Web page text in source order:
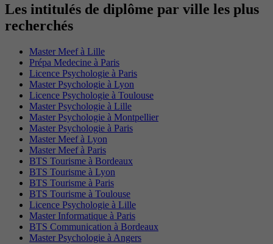
Les intitulés de diplôme par ville les plus
recherchés
Master Meef à Lille
Prépa Medecine à Paris
Licence Psychologie à Paris
Master Psychologie à Lyon
Licence Psychologie à Toulouse
Master Psychologie à Lille
Master Psychologie à Montpellier
Master Psychologie à Paris
Master Meef à Lyon
Master Meef à Paris
BTS Tourisme à Bordeaux
BTS Tourisme à Lyon
BTS Tourisme à Paris
BTS Tourisme à Toulouse
Licence Psychologie à Lille
Master Informatique à Paris
BTS Communication à Bordeaux
Master Psychologie à Angers